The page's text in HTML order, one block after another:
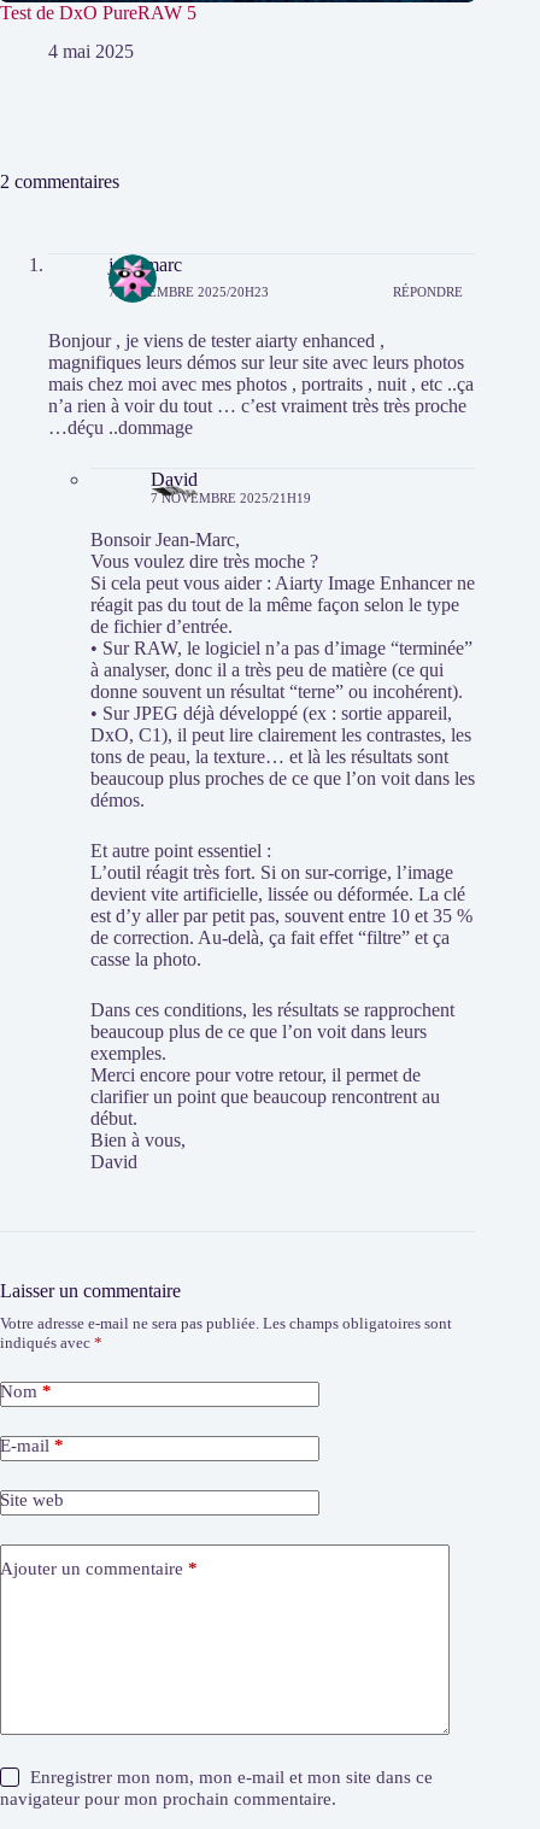
Test de DxO PureRAW 5
4 mai 2025
2 commentaires
jean marc
7 NOVEMBRE 2025/20H23 RÉPONDRE
Bonjour , je viens de tester aiarty enhanced ,
magnifiques leurs démos sur leur site avec leurs photos
mais chez moi avec mes photos , portraits , nuit , etc ..ça
n’a rien à voir du tout … c’est vraiment très très proche
…déçu ..dommage
David
7 NOVEMBRE 2025/21H19
Bonsoir Jean-Marc,
Vous voulez dire très moche ?
Si cela peut vous aider : Aiarty Image Enhancer ne
réagit pas du tout de la même façon selon le type
de fichier d’entrée.
• Sur RAW, le logiciel n’a pas d’image “terminée”
à analyser, donc il a très peu de matière (ce qui
donne souvent un résultat “terne” ou incohérent).
• Sur JPEG déjà développé (ex : sortie appareil,
DxO, C1), il peut lire clairement les contrastes, les
tons de peau, la texture… et là les résultats sont
beaucoup plus proches de ce que l’on voit dans les
démos.
Et autre point essentiel :
L’outil réagit très fort. Si on sur-corrige, l’image
devient vite artificielle, lissée ou déformée. La clé
est d’y aller par petit pas, souvent entre 10 et 35 %
de correction. Au-delà, ça fait effet “filtre” et ça
casse la photo.
Dans ces conditions, les résultats se rapprochent
beaucoup plus de ce que l’on voit dans leurs
exemples.
Merci encore pour votre retour, il permet de
clarifier un point que beaucoup rencontrent au
début.
Bien à vous,
David
Laisser un commentaire
Votre adresse e-mail ne sera pas publiée. Les champs obligatoires sont
indiqués avec *
Nom *
E-mail *
Site web
Ajouter un commentaire *
Enregistrer mon nom, mon e-mail et mon site dans ce
navigateur pour mon prochain commentaire.